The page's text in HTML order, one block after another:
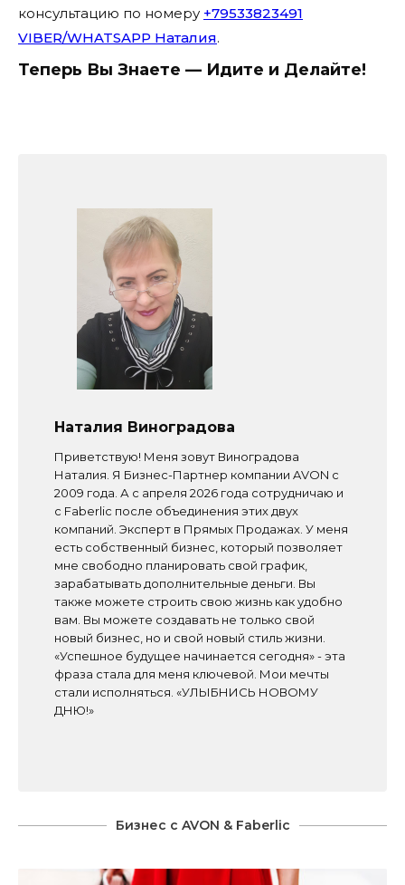
консультацию по номеру +79533823491
VIBER/WHATSAPP Наталия.
Теперь Вы Знаете — Идите и Делайте!
Наталия Виноградова
Приветствую! Меня зовут Виноградова
Наталия. Я Бизнес-Партнер компании AVON с
2009 года. А с апреля 2026 года сотрудничаю и
с Faberlic после объединения этих двух
компаний. Эксперт в Прямых Продажах. У меня
есть собственный бизнес, который позволяет
мне свободно планировать свой график,
зарабатывать дополнительные деньги. Вы
также можете строить свою жизнь как удобно
вам. Вы можете создавать не только свой
новый бизнес, но и свой новый стиль жизни.
«Успешное будущее начинается сегодня» - эта
фраза стала для меня ключевой. Мои мечты
стали исполняться. «УЛЫБНИСЬ НОВОМУ
ДНЮ!»
Бизнес с AVON & Faberlic